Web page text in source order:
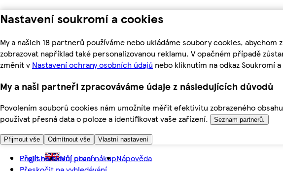
Nastavení soukromí a cookies
My a našich 18 partnerů používáme nebo ukládáme soubory cookies,
zobrazovat například také personalizovanou reklamu. V opačném případě
změnit v Nastavení ochrany osobních údajů nebo kliknutím na odkaz Soukromí
My a naši partneři zpracováváme údaje z následujících důvodů
Povolením souborů cookies nám umožníte měřit efektivitu zobrazeného
používat přesná data o poloze a identifikovat vaše zařízení.
Seznam partnerů.
Přijmout vše Odmítnout vše Vlastní nastavení
Přejít na hlavní obsah
English Můj první nákupNápověda